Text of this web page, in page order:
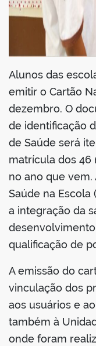
Alunos das
emitir o Cartão
dezembro. O
de identificação
de Saúde será
matrícula dos 46
no ano que vem.
Saúde na Escola
a integração da
qualificação de
A emissão do
vinculação dos
aos usuários e
também à
onde foram